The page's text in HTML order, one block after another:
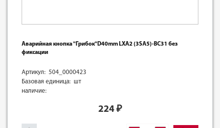
Аварийная кнопка "Грибок"D40mm LXA2 (3SA5)-BC31 без
фиксации
Артикул: 504_0000423
Базовая единица: шт
наличие:
224 ₽